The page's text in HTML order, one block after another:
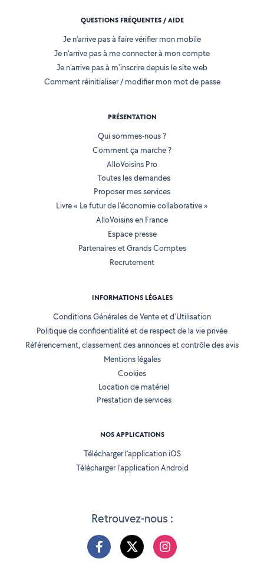
Retrouvez-nous :
QUESTIONS FRÉQUENTES / AIDE
Je n'arrive pas à faire vérifier mon mobile
Je n'arrive pas à me connecter à mon compte
Je n'arrive pas à m'inscrire depuis le site web
Comment réinitialiser / modifier mon mot de passe
PRÉSENTATION
Qui sommes-nous ?
Comment ça marche ?
AlloVoisins Pro
Toutes les demandes
Proposer mes services
Livre « Le futur de l'économie collaborative »
AlloVoisins en France
Espace presse
Partenaires et Grands Comptes
Recrutement
INFORMATIONS LÉGALES
Conditions Générales de Vente et d'Utilisation
Politique de confidentialité et de respect de la vie privée
Référencement, classement des annonces et contrôle des avis
Mentions légales
Cookies
Location de matériel
Prestation de services
NOS APPLICATIONS
Télécharger l’application iOS
Télécharger l’application Android